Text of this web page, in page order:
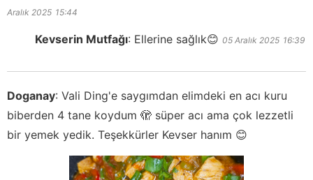
Aralık 2025 15:44
Kevserin Mutfağı: Ellerine sağlık😊 05 Aralık 2025 16:39
Doganay: Vali Ding'e saygımdan elimdeki en acı kuru
biberden 4 tane koydum 🫣 süper acı ama çok lezzetli
bir yemek yedik. Teşekkürler Kevser hanım 😊